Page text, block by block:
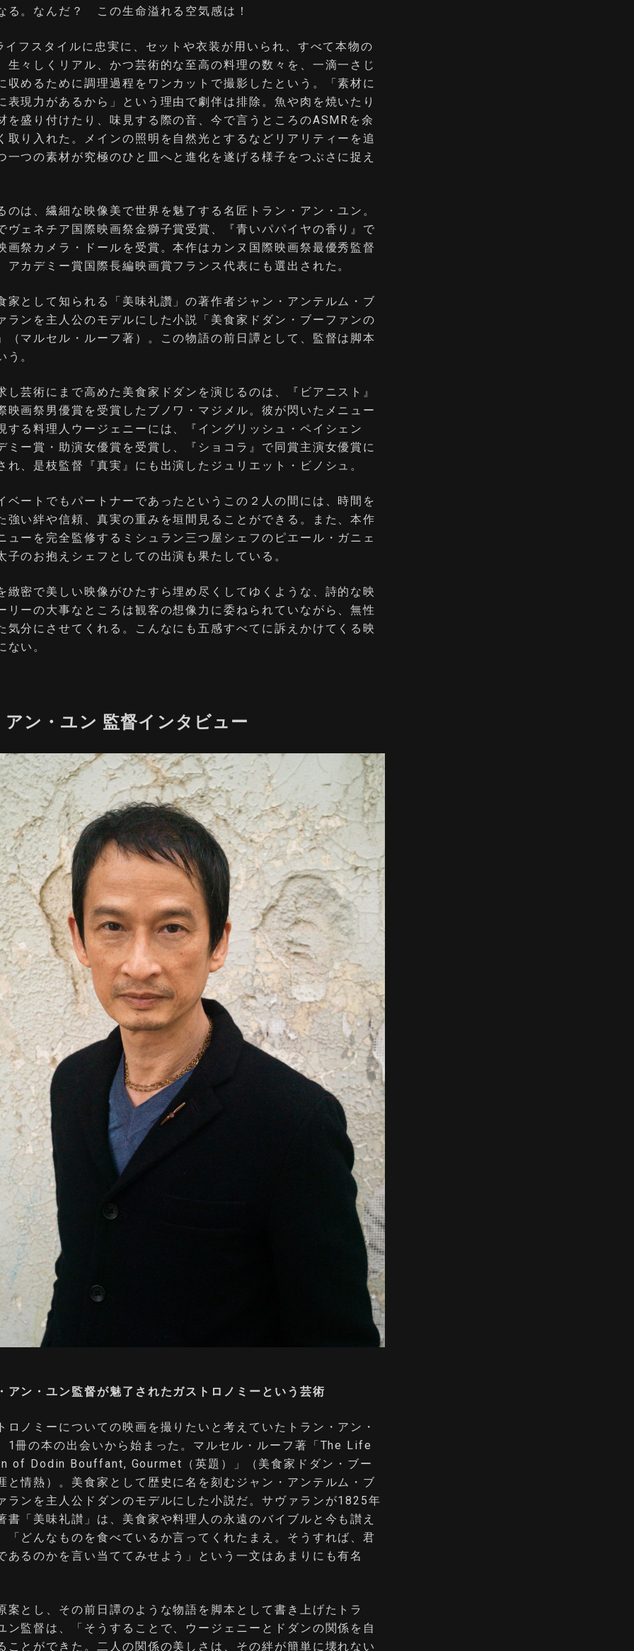
る。なんだ？ この生命溢れる空気感は！
イフスタイルに忠実に、セットや衣装が用いられ、すべて本物の
生々しくリアル、かつ芸術的な至高の料理の数々を、一滴一さじ
収めるために調理過程をワンカットで撮影したという。「素材に
表現力があるから」という理由で劇伴は排除。魚や肉を焼いたり
を盛り付けたり、味見する際の音、今で言うところのASMRを余
取り入れた。メインの照明を自然光とするなどリアリティーを追
一つの素材が究極のひと皿へと進化を遂げる様子をつぶさに捉え
のは、繊細な映像美で世界を魅了する名匠トラン・アン・ユン。
ヴェネチア国際映画祭金獅子賞受賞、『青いパパイヤの香り』で
画祭カメラ・ドールを受賞。本作はカンヌ国際映画祭最優秀監督
アカデミー賞国際長編映画賞フランス代表にも選出された。
家として知られる「美味礼讚」の著作者ジャン・アンテルム・ブ
ランを主人公のモデルにした小説「美食家ドダン・ブーファンの
（マルセル・ルーフ著）。この物語の前日譚として、監督は脚本
う。
し芸術にまで高めた美食家ドダンを演じるのは、『ビアニスト』
映画祭男優賞を受賞したブノワ・マジメル。彼が閃いたメニュー
する料理人ウージェニーには、『イングリッシュ・ペイシェン
ミー賞・助演女優賞を受賞し、『ショコラ』で同賞主演女優賞に
れ、是枝監督『真実』にも出演したジュリエット・ビノシュ。
ベートでもパートナーであったというこの２人の間には、時間を
強い絆や信頼、真実の重みを垣間見ることができる。また、本作
ューを完全監修するミシュラン三つ屋シェフのピエール・ガニェ
子のお抱えシェフとしての出演も果たしている。
緻密で美しい映像がひたすら埋め尽くしてゆくような、詩的な映
リーの大事なところは観客の想像力に委ねられていながら、無性
気分にさせてくれる。こんなにも五感すべてに訴えかけてくる映
ない。
ン・ユン 監督インタビュー
ン・ユン監督が魅了されたガストロノミーという芸術
ロノミーについての映画を撮りたいと考えていたトラン・アン・
1冊の本の出会いから始まった。マルセル・ルーフ著「The Life
of Dodin Bouffant, Gourmet（英題）」（美食家ドダン・ブー
と情熱）。美食家として歴史に名を刻むジャン・アンテルム・ブ
ランを主人公ドダンのモデルにした小説だ。サヴァランが1825年
書「美味礼讃」は、美食家や料理人の永遠のバイブルと今も讃え
「どんなものを食べているか言ってくれたまえ。そうすれば、君
あるのかを言い当ててみせよう」という一文はあまりにも有名
案とし、その前日譚のような物語を脚本として書き上げたトラ
ン監督は、「そうすることで、ウージェニーとドダンの関係を自
ことができた。二人の関係の美しさは、その絆が簡単に壊れない